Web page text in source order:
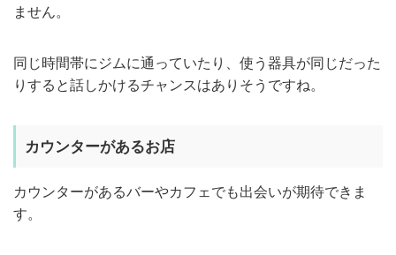
ません。
同じ時間帯にジムに通っていたり、使う器具が同じだった
りすると話しかけるチャンスはありそうですね。
カウンターがあるお店
カウンターがあるバーやカフェでも出会いが期待できま
す。